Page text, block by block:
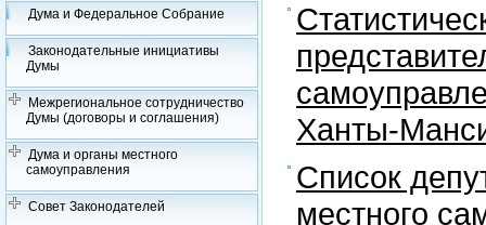
Дума и Федеральное Собрание
Законодательные инициативы
Думы
Межрегиональное сотрудничество
Думы (договоры и соглашения)
Дума и органы местного
самоуправления
Совет Законодателей
Ханты-
Список
местного